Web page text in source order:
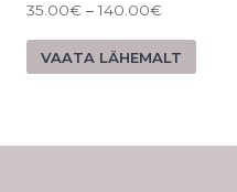
35.00€ – 140.00€
VAATA LÄHEMALT